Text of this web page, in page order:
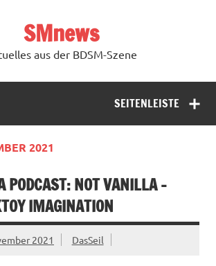
SMnews
aus der BDSM-Szene
SEITENLEISTE
2021
PODCAST: NOT VANILLA –
IMAGINATION
2021 DasSeil